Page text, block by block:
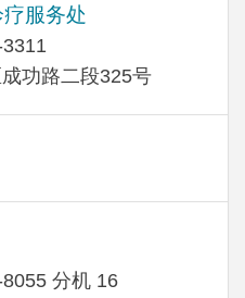
服务处
功路二段325号
分机 16